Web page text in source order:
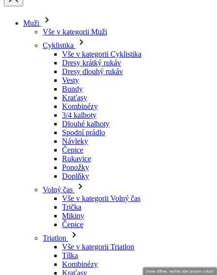
Muži
Vše v kategorii Muži
Cyklistika
Vše v kategorii Cyklistika
Dresy krátký rukáv
Dresy dlouhý rukáv
Vesty
Bundy
Kraťasy
Kombinézy
3/4 kalhoty
Dlouhé kalhoty
Spodní prádlo
Návleky
Čepice
Rukavice
Ponožky
Doplňky
Volný čas
Vše v kategorii Volný čas
Trička
Mikiny
Čepice
Triatlon
Vše v kategorii Triatlon
Tílka
Kombinézy
Kraťasy
Jsme offline, nechte nám prosím vzkaz!